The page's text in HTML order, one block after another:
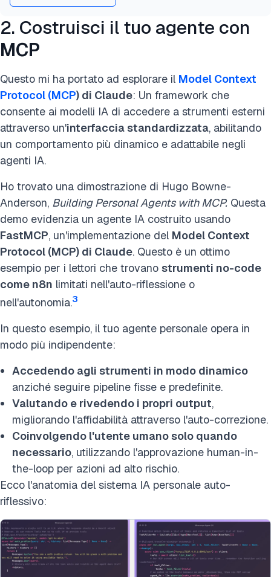
2. Costruisci il tuo agente con
MCP
Questo mi ha portato ad esplorare il Model Context
Protocol (MCP) di Claude: Un framework che
consente ai modelli IA di accedere a strumenti esterni
attraverso un'interfaccia standardizzata, abilitando
un comportamento più dinamico e adattabile negli
agenti IA.
Ho trovato una dimostrazione di Hugo Bowne-
Anderson, Building Personal Agents with MCP. Questa
demo evidenzia un agente IA costruito usando
FastMCP, un'implementazione del Model Context
Protocol (MCP) di Claude. Questo è un ottimo
esempio per i lettori che trovano strumenti no-code
come n8n limitati nell'auto-riflessione o
nell'autonomia.3
In questo esempio, il tuo agente personale opera in
modo più indipendente:
Accedendo agli strumenti in modo dinamico
anziché seguire pipeline fisse e predefinite.
Valutando e rivedendo i propri output,
migliorando l'affidabilità attraverso l'auto-correzione.
Coinvolgendo l'utente umano solo quando
necessario, utilizzando l'approvazione human-in-
the-loop per azioni ad alto rischio.
Ecco l'anatomia del sistema IA personale auto-
riflessivo: